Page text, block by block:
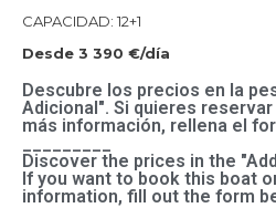
CAPACIDAD: 12+1
Desde 3 390 €/día
Descubre los precios en la
Adicional". Si quieres
más información, rellena el
Discover the prices in the
If you want to book this boat
information, fill out the form